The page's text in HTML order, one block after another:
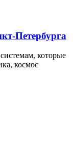
Петербурга
которые
космос